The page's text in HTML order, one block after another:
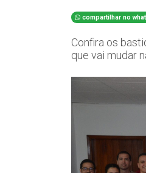
compartilhar no
Confira os
que vai mudar